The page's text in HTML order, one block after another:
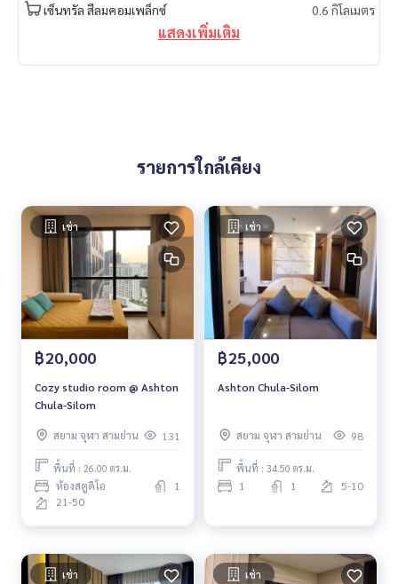
เซ็นทรัล สีลมคอมเพล็กซ์
0.6 กิโลเมตร
แสดงเพิ่มเติม
รายการใกล้เคียง
เช่า
฿20,000
Cozy studio room @ Ashton
Chula-Silom
สยาม จุฬา สามย่าน 131
พื้นที่ : 26.00 ตร.ม.
ห้องสตูดิโอ
1
21-50
เช่า
฿25,000
Ashton Chula-Silom
สยาม จุฬา สามย่าน 98
พื้นที่ : 34.50 ตร.ม.
1 1 5-10
เช่า เช่า